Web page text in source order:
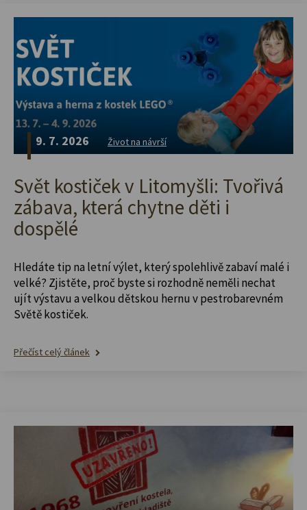
9. 7. 2026 Život na návrší
Svět kostiček v Litomyšli: Tvořivá
zábava, která chytne děti i
dospělé
Hledáte tip na letní výlet, který spolehlivě zabaví malé i
velké? Zjistěte, proč byste si rozhodně neměli nechat
ujít výstavu a velkou dětskou hernu v pestrobarevném
Světě kostiček.
Přečíst celý článek